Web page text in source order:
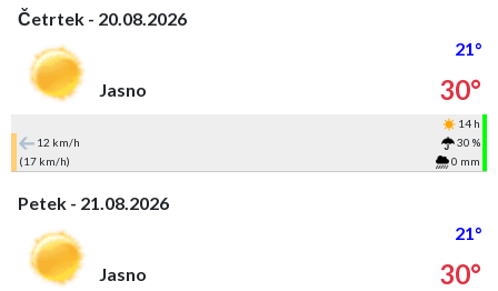
Četrtek - 20.08.2026
21°
Jasno
30°
14 h
12 km/h
30 %
(17 km/h)
0 mm
Petek - 21.08.2026
21°
Jasno
30°